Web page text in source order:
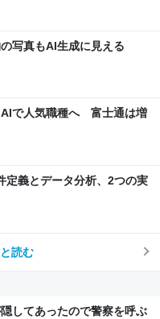
写真もAI生成に見える
AIで人気職種へ 富士通は増
定義とデータ分析、2つの実
読む
してあったので警察を呼ぶ